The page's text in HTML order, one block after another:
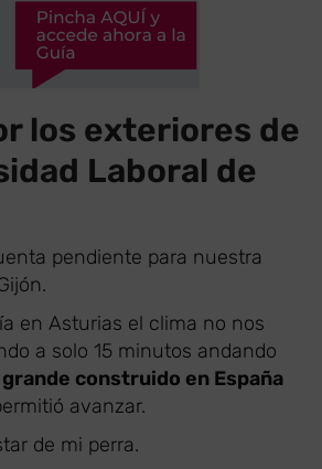
los exteriores de
Laboral de
pendiente para nuestra
en Asturias el clima no nos
a solo 15 minutos andando
construido en España
avanzar.
de mi perra.